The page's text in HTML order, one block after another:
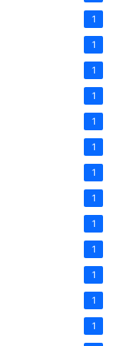
1
1
1
1
1
1
1
1
1
1
1
1
1